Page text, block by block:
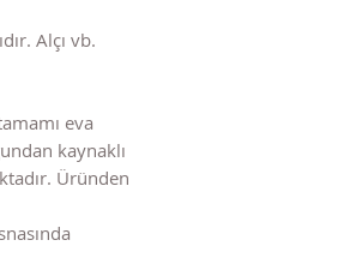
Alçı vb.
eva
kaynaklı
Üründen